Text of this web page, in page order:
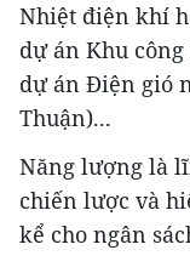
Nhiệt điện khí
dự án Khu
dự án Điện gió
Thuận)...
Năng lượng là
chiến lược và
kể cho ngân